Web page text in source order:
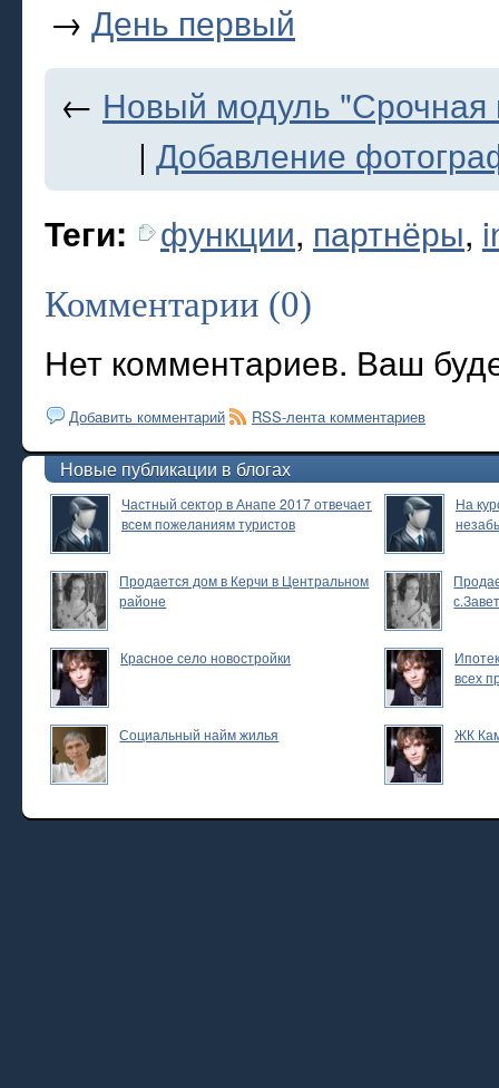
→ День первый
← Новый модуль
| Добавление
Теги: функции, партнёры,
Комментарии (0)
Нет комментариев. Ваш
Добавить комментарий RSS-лента комментариев
Новые публикации в блогах
Частный сектор в Анапе 2017 отвечает
всем пожеланиям туристов
На
Продается дом в Керчи в Центральном
районе
Красное село новостройки
всех
Социальный найм жилья ЖК